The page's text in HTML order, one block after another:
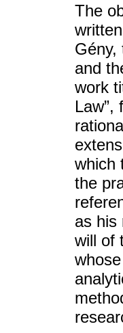
The
Gény,
and
work
Law”,
which
the
as his
will of